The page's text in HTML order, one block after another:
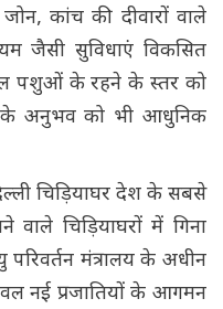
जोन, कांच की दीवारों वाले
जैसी सुविधाएं विकसित
पशुओं के रहने के स्तर को
के अनुभव को भी आधुनिक
चिड़ियाघर देश के सबसे
चिड़ियाघरों में गिना
मंत्रालय के अधीन
नई प्रजातियों के आगमन